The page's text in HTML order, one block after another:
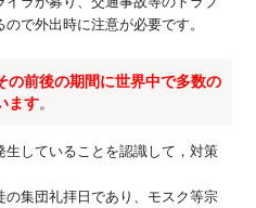
で外出時に注意が必要です。
の前後の期間に世界中で多数の
ます。
生していることを認識して，対策
の集団礼拝日であり、モスク等宗